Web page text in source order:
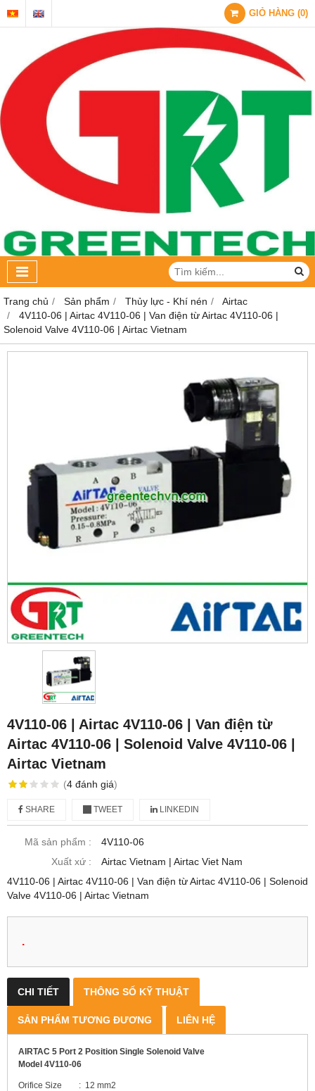
GIỎ HÀNG (0)
Trang chủ Sản phẩm Thủy lực - Khí nén
Airtac
4V110-06 | Airtac 4V110-06 | Van điện từ Airtac 4V110-06 |
Solenoid Valve 4V110-06 | Airtac Vietnam
4V110-06 | Airtac 4V110-06 | Van điện từ
Airtac 4V110-06 | Solenoid Valve 4V110-06 |
Airtac Vietnam
(4 đánh giá)
SHARE TWEET LINKEDIN
Mã sản phẩm :
4V110-06
Xuất xứ :
Airtac Vietnam | Airtac Viet Nam
4V110-06 | Airtac 4V110-06 | Van điện từ Airtac 4V110-06 | Solenoid
Valve 4V110-06 | Airtac Vietnam
.
CHI TIẾT THÔNG SỐ KỸ THUẬT
SẢN PHẨM TƯƠNG ĐƯƠNG LIÊN HỆ
AIRTAC 5 Port 2 Position Single Solenoid Valve
Model 4V110-06
Orifice Size : 12 mm2